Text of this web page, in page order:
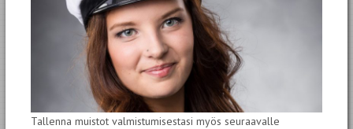
Tallenna muistot valmistumisestasi myös seuraavalle